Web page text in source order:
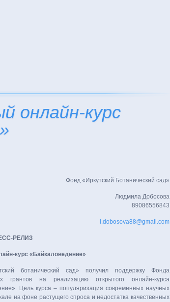
онлайн-курс
Фонд «Иркутский Ботанический сад»
Людмила Добосова
89086556843
l.dobosova88@gmail.com
РЕЛИЗ
курс «Байкаловедение»
ботанический сад» получил поддержку Фонда
грантов на реализацию открытого онлайн-курса
Цель курса – популяризация современных научных
на фоне растущего спроса и недостатка качественных